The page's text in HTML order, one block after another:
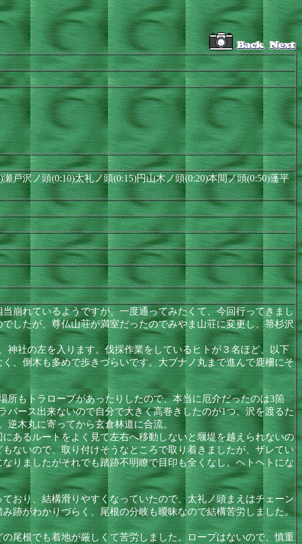
戸沢ノ頭(0:10)太礼ノ頭(0:15)円山木ノ頭(0:20)本間ノ頭(0:50)蓬平
崩れているようですが、一度通ってみたくて、今回行ってきまし
したが、尊仏山荘が満室だったのでみやま山荘に変更し、箒杉沢
社の左を入ります。伐採作業をしているヒトが３名ほど、以下
、倒木も多めで歩きづらいです。大ブナノ丸まで進んで鹿柵にそ
もトラロープがあったりしたので、本当に厄介だったのは3箇
ース出来ないので自分で大きく高巻きしたのが1つ、沢を渡るた
逆木丸に寄ってから玄倉林道に合流。
あるルートをよく見て左右へ移動しないと堰堤を越えられないの
ないので、取り付けそうなところで取り着きましたが、ザレてい
りましたがそれでも踏跡不明瞭で目印も全くなし。ヘトヘトにな
おり、結構滑りやすくなっていたので、太礼ノ頭まえはチェーン
跡がわかりづらく、尾根の分岐も曖昧なので結構苦労しました。
尾根でも着地が厳しくて苦労しました。ロープはないので、慎重